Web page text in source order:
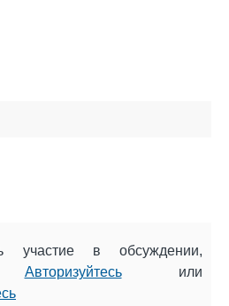
участие в обсуждении,
Авторизуйтесьили